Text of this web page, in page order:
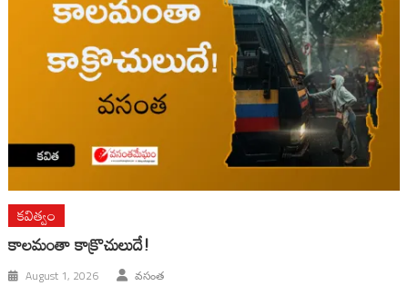
కవిత్వం
కాలమంతా కాక్రొచులుదే!
August 1, 2026 వసంత